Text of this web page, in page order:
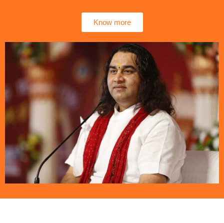
Know more